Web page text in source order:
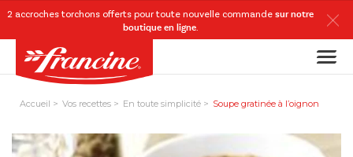
2 accroches torchons offerts pour toute nouvelle commande sur notre
boutique en ligne.
Accueil Vos recettes En toute simplicité Soupe gratinée à l’oignon